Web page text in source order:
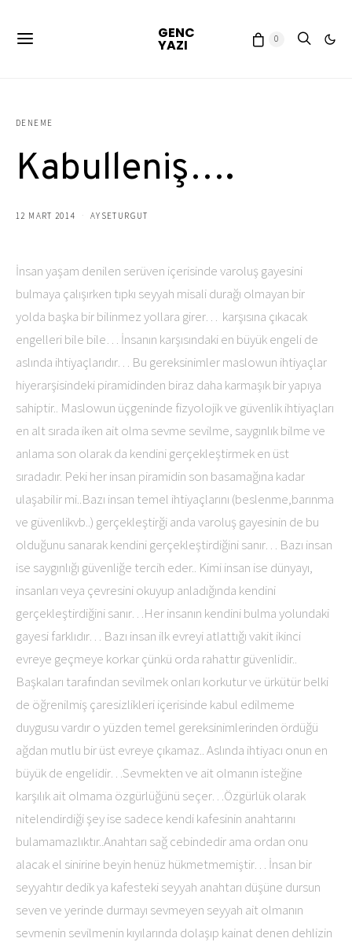
GENC
YAZI 0
DENEME
Kabulleniş….
12 MART 2014 AYSETURGUT
İnsan yaşam denilen serüven içerisinde varoluş gayesini
bulmaya çalışırken tıpkı seyyah misali durağı olmayan bir
yolda başka bir bilinmez yollara girer… karşısına çıkacak
engelleri bile bile… İnsanın karşısındaki en büyük engeli de
aslında ihtiyaçlarıdır… Bu gereksinimler maslowun ihtiyaçlar
hiyerarşisindeki piramidinden biraz daha karmaşık bir yapıya
sahiptir.. Maslowun üçgeninde fizyolojik ve güvenlik ihtiyaçları
en alt sırada iken ait olma sevme sevilme, saygınlık bilme ve
anlama son olarak da kendini gerçekleştirmek en üst
sıradadır. Peki her insan piramidin son basamağına kadar
ulaşabilir mi..Bazı insan temel ihtiyaçlarını (beslenme,barınma
ve güvenlikvb..) gerçekleştirği anda varoluş gayesinin de bu
olduğunu sanarak kendini gerçekleştirdiğini sanır… Bazı insan
ise saygınlığı güvenliğe tercih eder.. Kimi insan ise dünyayı,
insanları veya çevresini okuyup anladığında kendini
gerçekleştirdiğini sanır…Her insanın kendini bulma yolundaki
gayesi farklıdır… Bazı insan ilk evreyi atlattığı vakit ikinci
evreye geçmeye korkar çünkü orda rahattır güvenlidir..
Başkaları tarafından sevilmek onları korkutur ve ürkütür belki
de öğrenilmiş çaresizlikleri içerisinde kabul edilmeme
duygusu vardır o yüzden temel gereksinimlerinden ördüğü
ağdan mutlu bir üst evreye çıkamaz.. Aslında ihtiyacı onun en
büyük de engelidir…Sevmekten ve ait olmanın isteğine
karşılık ait olmama özgürlüğünü seçer…Özgürlük olarak
nitelendirdiği şey ise sadece kendi kafesinin anahtarını
bulamamazlıktır..Anahtarı sağ cebindedir ama ordan onu
alacak el sinirine beyin henüz hükmetmemiştir… İnsan bir
seyyahtır dedik ya kafesteki seyyah anahtarı düşüne dursun
seven ve yerinde durmayı sevmeyen seyyah ait olmanın
sevmenin sevilmenin kıyılarında dolaşıp kainat denen dehlizin